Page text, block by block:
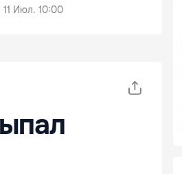
11 Июл. 10:00